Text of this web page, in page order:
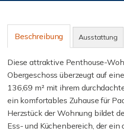
Beschreibung Ausstattung
Diese attraktive Penthouse-
Obergeschoss überzeugt auf
136,69 m² mit ihrem
ein komfortables Zuhause für
Herzstück der Wohnung bildet
Ess- und Küchenbereich, der